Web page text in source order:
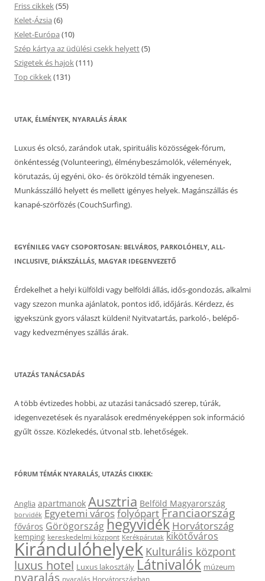
Friss cikkek(55)
Kelet-Ázsia (6)
Kelet-Európa (10)
Szép kártya az üdülési csekk helyett(5)
Szigetek és hajok(111)
Top cikkek(131)
UTAK, ÉLMÉNYEK, NYARALÁS ÁRAK
Luxus és olcsó, zarándok utak, spirituális közösségek-fórum,
önkéntesség (Volunteering), élménybeszámolók, vélemények,
körutazás, új egyéni, öko- és örökzöld témák ingyenesen.
Munkásszálló helyett és mellett igényes helyek. Magánszállás és
kanapé-szörfözés (CouchSurfing).
EGYÉNILEG VAGY CSOPORTOSAN: BELVÁROS, PARKOLÓHELY, ALL-
INCLUSIVE, DIÁKSZÁLLÁS, MAGYAR IDEGENVEZETŐ
Érdekelhet a helyi külföldi vagy belföldi állás, idős-gondozás, alkalmi
vagy szezon munka ajánlatok, pontos idő, időjárás. Kérdezz, és
igyekszünk gyors választ küldeni! Nyitvatartás, parkoló-, belépő-
vagy kedvezményes szállás árak.
UTAZÁS TANÁCSADÁS
A több évtizedes hobbi, az utazási tanácsadó szerep, túrák,
idegenvezetések és nyaralások eredményeképpen sok információ
gyűlt össze. Közlekedés, útvonal stb. lehetőségek.
FÓRUM TÉMÁK NYARALÁS, UTAZÁS CIKKEK:
Anglia apartmanok Ausztria Belföld Magyarország
borvidék Egyetemi városfolyópartFranciaország
főváros Görögországhegyvidék Horvátország
kemping kereskedelmi központ Kerékpárutak kikötőváros
Kirándulóhelyek Kulturális központ
luxus hotel Luxus lakosztály Látnivalók múzeum
nyaralás nyaralás Horvátországban